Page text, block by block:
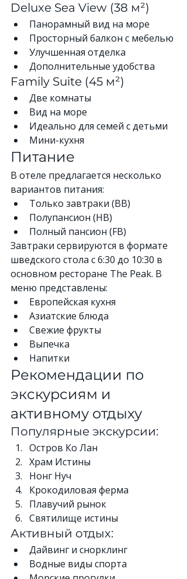
Deluxe Sea View (38 м²)
Панорамный вид на море
Просторный балкон с мебелью
Улучшенная отделка
Дополнительные удобства
Family Suite (45 м²)
Две комнаты
Вид на море
Идеально для семей с детьми
Мини-кухня
Питание
В отеле предлагается несколько
вариантов питания:
Только завтраки (BB)
Полупансион (HB)
Полный пансион (FB)
Завтраки сервируются в формате
шведского стола с 6:30 до 10:30 в
основном ресторане The Peak. В
меню представлены:
Европейская кухня
Азиатские блюда
Свежие фрукты
Выпечка
Напитки
Рекомендации по
экскурсиям и
активному отдыху
Популярные экскурсии:
Остров Ко Лан
Храм Истины
Нонг Нуч
Крокодиловая ферма
Плавучий рынок
Святилище истины
Активный отдых:
Дайвинг и снорклинг
Водные виды спорта